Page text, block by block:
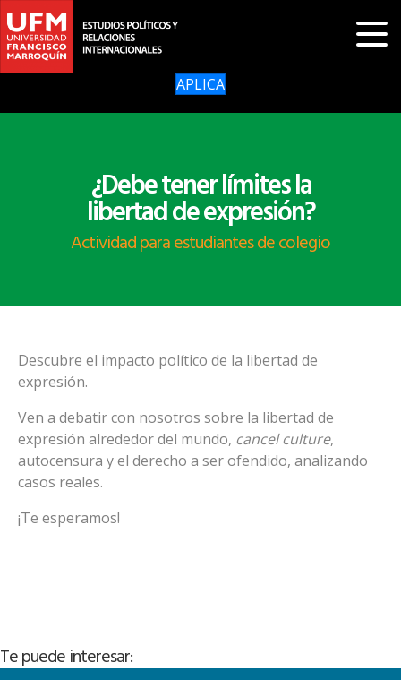
APLICA
¿Debe tener límites la
libertad de expresión?
Actividad para estudiantes de colegio
Descubre el impacto político de la libertad de
expresión.
Ven a debatir con nosotros sobre la libertad de
expresión alrededor del mundo, cancel culture,
autocensura y el derecho a ser ofendido, analizando
casos reales.
¡Te esperamos!
Te puede interesar: